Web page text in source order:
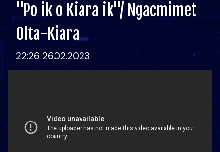
"Po ik o Kiara ik"/ Ngacmimet
Olta-Kiara
22:26 26.02.2023